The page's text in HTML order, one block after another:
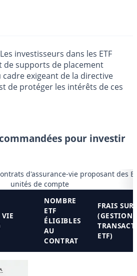
investisseurs dans les ETF
de supports de placement
exigeant de la directive
de protéger les intérêts de ces
pour investir
d'assurance-vie proposant des
unités de compte
VIE
NOMBRE
ETF
ÉLIGIBLES
AU
CONTRAT
FRAIS SUR
(GESTION
ETF)